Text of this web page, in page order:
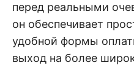
перед реальными
он обеспечивает
удобной формы
выход на более